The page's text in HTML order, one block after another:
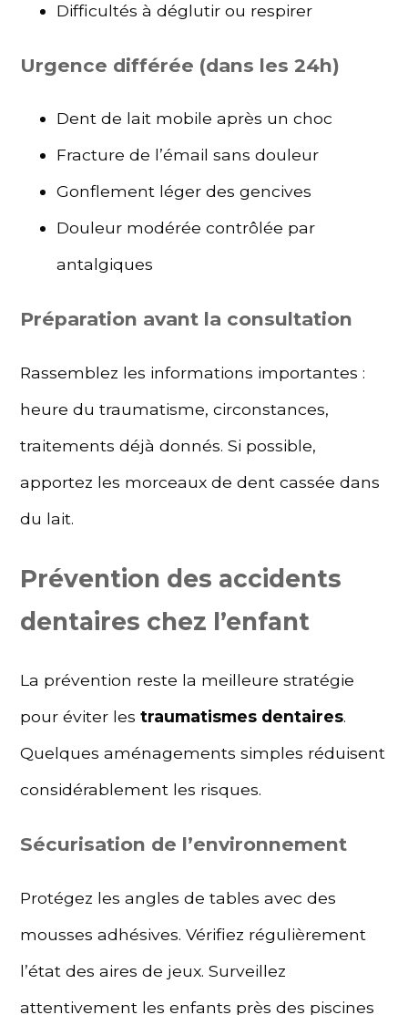
Difficultés à déglutir ou respirer
Urgence différée (dans les 24h)
Dent de lait mobile après un choc
Fracture de l’émail sans douleur
Gonflement léger des gencives
Douleur modérée contrôlée par
antalgiques
Préparation avant la consultation
Rassemblez les informations importantes :
heure du traumatisme, circonstances,
traitements déjà donnés. Si possible,
apportez les morceaux de dent cassée dans
du lait.
Prévention des accidents
dentaires chez l’enfant
La prévention reste la meilleure stratégie
pour éviter les traumatismes dentaires.
Quelques aménagements simples réduisent
considérablement les risques.
Sécurisation de l’environnement
Protégez les angles de tables avec des
mousses adhésives. Vérifiez régulièrement
l’état des aires de jeux. Surveillez
attentivement les enfants près des piscines